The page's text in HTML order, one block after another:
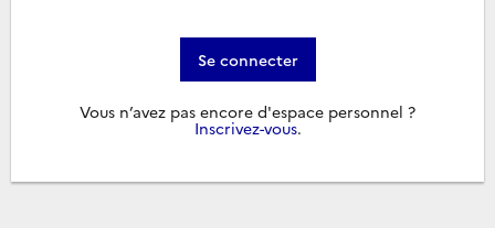
Se connecter
Vous n’avez pas encore d'espace personnel ?
Inscrivez-vous.